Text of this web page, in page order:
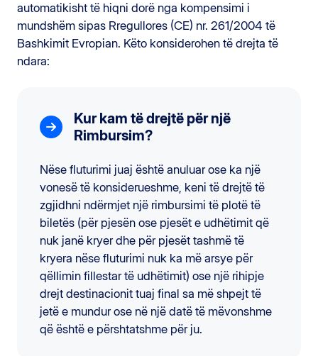
automatikisht të hiqni dorë nga kompensimi i
mundshëm sipas Rregullores (CE) nr. 261/2004 të
Bashkimit Evropian. Këto konsiderohen të drejta të
ndara:
Kur kam të drejtë për një
Rimbursim?
Nëse fluturimi juaj është anuluar ose ka një
vonesë të konsiderueshme, keni të drejtë të
zgjidhni ndërmjet një rimbursimi të plotë të
biletës (për pjesën ose pjesët e udhëtimit që
nuk janë kryer dhe për pjesët tashmë të
kryera nëse fluturimi nuk ka më arsye për
qëllimin fillestar të udhëtimit) ose një rihipje
drejt destinacionit tuaj final sa më shpejt të
jetë e mundur ose në një datë të mëvonshme
që është e përshtatshme për ju.